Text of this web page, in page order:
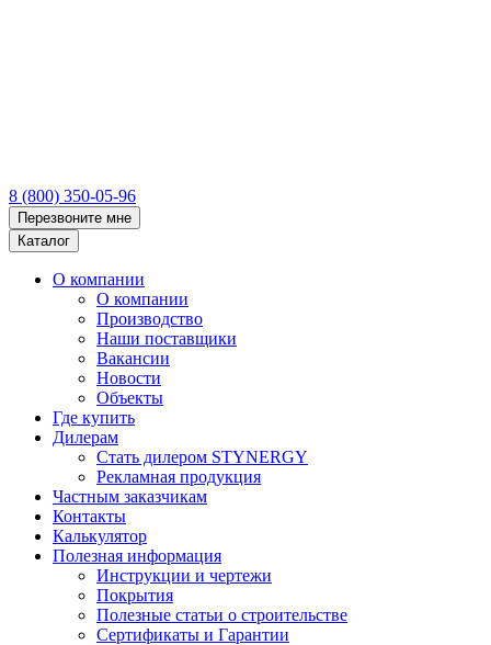
8 (800) 350-05-96
Перезвоните мне
Каталог
О компании
О компании
Производство
Наши поставщики
Вакансии
Новости
Объекты
Где купить
Дилерам
Стать дилером STYNERGY
Рекламная продукция
Частным заказчикам
Контакты
Калькулятор
Полезная информация
Инструкции и чертежи
Покрытия
Полезные статьи о строительстве
Сертификаты и Гарантии